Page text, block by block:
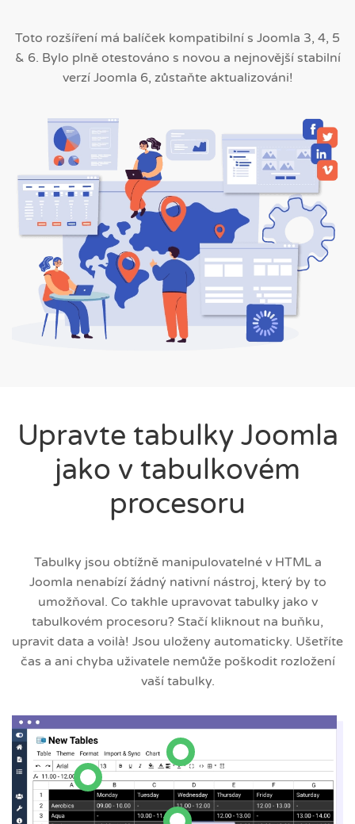
Toto rozšíření má balíček kompatibilní s Joomla 3, 4, 5
& 6. Bylo plně otestováno s novou a nejnovější stabilní
verzí Joomla 6, zůstaňte aktualizováni!
Upravte tabulky Joomla
jako v tabulkovém
procesoru
Tabulky jsou obtížně manipulovatelné v HTML a
Joomla nenabízí žádný nativní nástroj, který by to
umožňoval. Co takhle upravovat tabulky jako v
tabulkovém procesoru? Stačí kliknout na buňku,
upravit data a voilà! Jsou uloženy automaticky. Ušetříte
čas a ani chyba uživatele nemůže poškodit rozložení
vaší tabulky.